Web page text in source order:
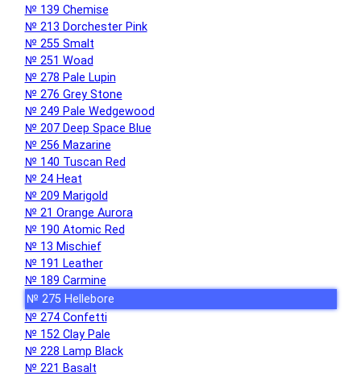
№ 139 Chemise
№ 213 Dorchester Pink
№ 255 Smalt
№ 251 Woad
№ 278 Pale Lupin
№ 276 Grey Stone
№ 249 Pale Wedgewood
№ 207 Deep Space Blue
№ 256 Mazarine
№ 140 Tuscan Red
№ 24 Heat
№ 209 Marigold
№ 21 Orange Aurora
№ 190 Atomic Red
№ 13 Mischief
№ 191 Leather
№ 189 Carmine
№ 275 Hellebore
№ 274 Confetti
№ 152 Clay Pale
№ 228 Lamp Black
№ 221 Basalt